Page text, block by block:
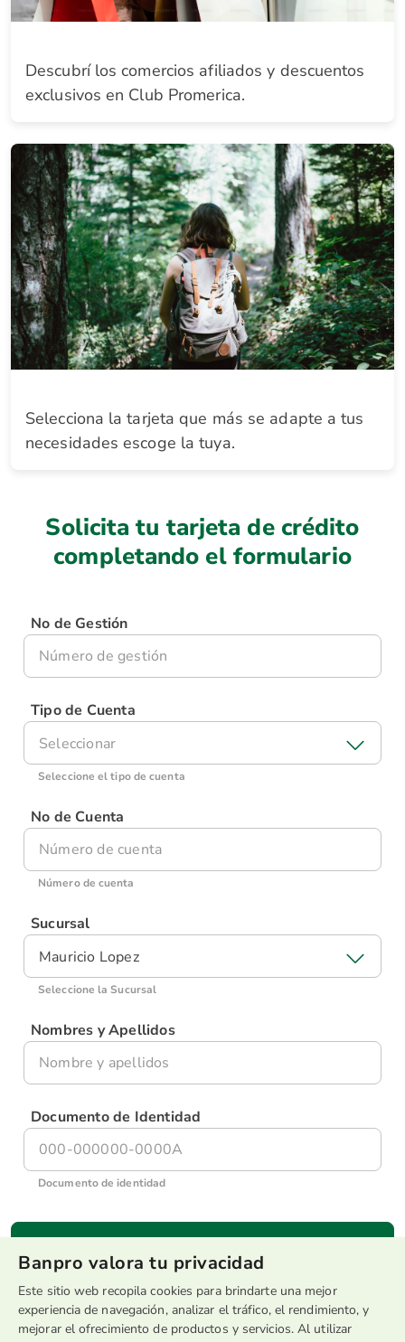
Descubrí los comercios afiliados y descuentos
exclusivos en Club Promerica.
Selecciona la tarjeta que más se adapte a tus
necesidades escoge la tuya.
Solicita tu tarjeta de crédito
completando el formulario
No de Gestión
Tipo de Cuenta
Seleccionar
Seleccione el tipo de cuenta
No de Cuenta
Número de cuenta
Sucursal
Mauricio Lopez
Seleccione la Sucursal
Nombres y Apellidos
Documento de Identidad
Documento de identidad
* La aprobación de tu tarjeta está condicionada a un estudio crediticio que se
Banpro valora tu privacidad
Este sitio web recopila cookies para brindarte una mejor
experiencia de navegación, analizar el tráfico, el rendimiento, y
mejorar el ofrecimiento de productos y servicios. Al utilizar